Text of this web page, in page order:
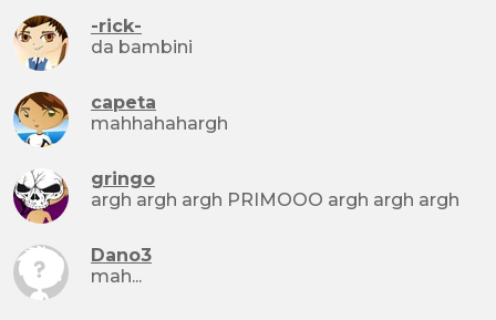
-rick-
da bambini
capeta
mahhahahargh
gringo
argh argh argh PRIMOOO argh argh argh
Dano3
mah...